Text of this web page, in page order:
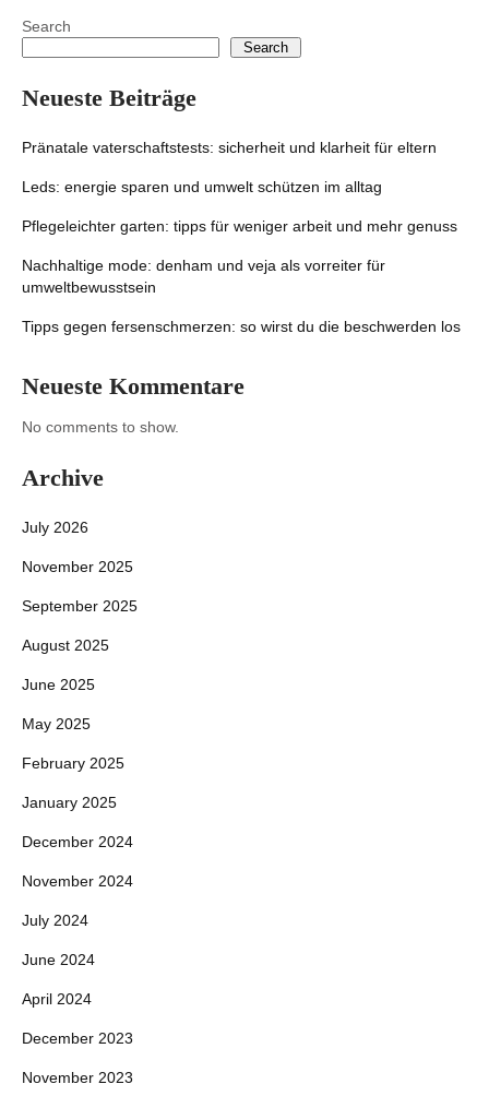
Search
Search
Neueste Beiträge
Pränatale vaterschaftstests: sicherheit und klarheit für eltern
Leds: energie sparen und umwelt schützen im alltag
Pflegeleichter garten: tipps für weniger arbeit und mehr genuss
Nachhaltige mode: denham und veja als vorreiter für
umweltbewusstsein
Tipps gegen fersenschmerzen: so wirst du die beschwerden los
Neueste Kommentare
No comments to show.
Archive
July 2026
November 2025
September 2025
August 2025
June 2025
May 2025
February 2025
January 2025
December 2024
November 2024
July 2024
June 2024
April 2024
December 2023
November 2023